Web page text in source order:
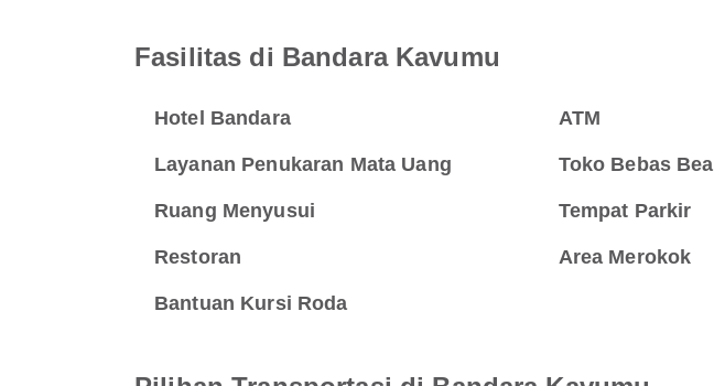
Fasilitas di Bandara Kavumu
Hotel Bandara ATM
Layanan Penukaran Mata Uang Toko Bebas Bea
Ruang Menyusui Tempat Parkir
Restoran Area Merokok
Bantuan Kursi Roda